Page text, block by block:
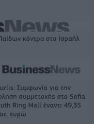
κόντρα στο Ισραήλ
Συμφωνία για την
συμμετοχής στο Sofia
Ring Mall έναντι 49,35
ευρώ